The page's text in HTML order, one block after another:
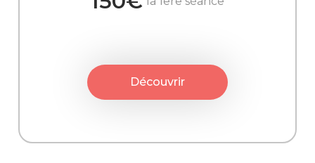
Découvrir